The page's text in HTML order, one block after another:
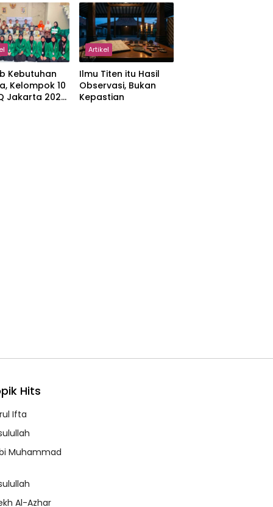
Kemajemukan, dan
Negara dalam
Pemikiran Masykuri
Abdillah
Kebutuhan
Kelompok 10
Jakarta 2026
Artikel
Ilmu Titen itu Hasil
Observasi, Bukan
Kepastian
Hits
Ifta
Muhammad
Al-Azhar